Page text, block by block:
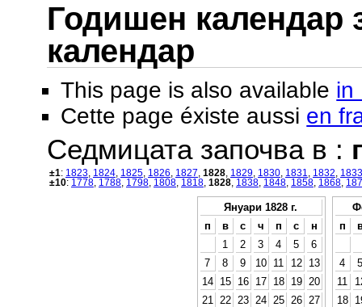
Годишен календар
календар
This page is also available in
Cette page éxiste aussi en
Седмицата започва в :
±1: 1823 1824 1825 1826 1827 1828 1829 1830 1831 1832
1833
±10: 1778 1788 1798 1808 1818 1828 1838 1848 1858 1868
Януари 1828 г.
п
в с ч п с
н
1
2 3 4 5
6
7
8 9 10 11 12
13
14
15 16 17 18 19
20
21
22 23 24 25 26
27
п
4
5
11
18